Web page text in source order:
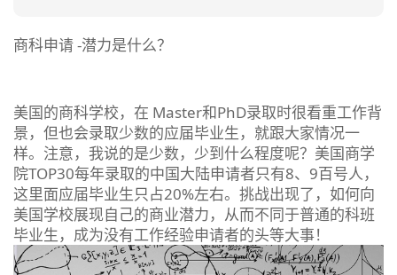
商科申请 -潜力是什么？
美国的商科学校，在 Master和PhD录取时很看重工作背
景，但也会录取少数的应届毕业生，就跟大家情况一
样。注意，我说的是少数，少到什么程度呢？美国商学
院TOP30每年录取的中国大陆申请者只有8、9百号人，
这里面应届毕业生只占20%左右。挑战出现了，如何向
美国学校展现自己的商业潜力，从而不同于普通的科班
毕业生，成为没有工作经验申请者的头等大事！